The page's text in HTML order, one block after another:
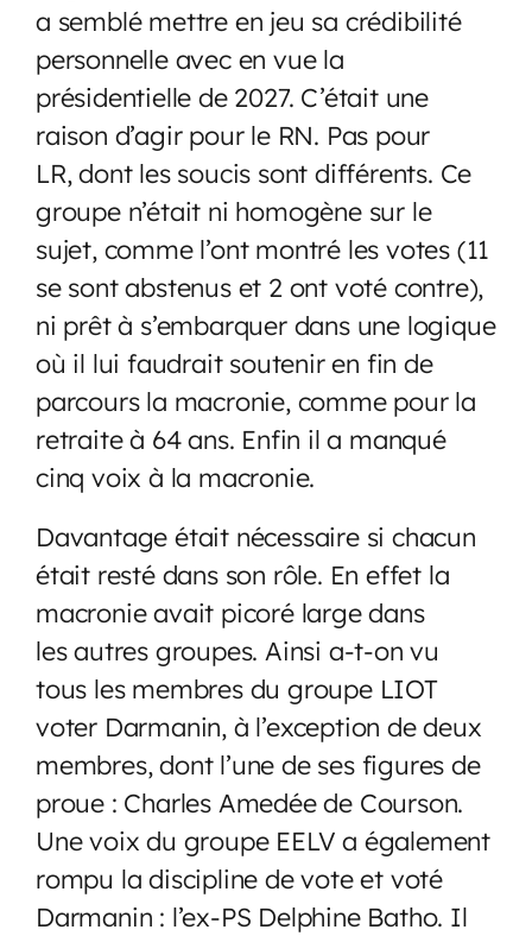
a semblé mettre en jeu sa crédibilité
personnelle avec en vue la
présidentielle de 2027. C’était une
raison d’agir pour le RN. Pas pour
LR, dont les soucis sont différents. Ce
groupe n’était ni homogène sur le
sujet, comme l’ont montré les votes (11
se sont abstenus et 2 ont voté contre),
ni prêt à s’embarquer dans une logique
où il lui faudrait soutenir en fin de
parcours la macronie, comme pour la
retraite à 64 ans. Enfin il a manqué
cinq voix à la macronie.
Davantage était nécessaire si chacun
était resté dans son rôle. En effet la
macronie avait picoré large dans
les autres groupes. Ainsi a-t-on vu
tous les membres du groupe LIOT
voter Darmanin, à l’exception de deux
membres, dont l’une de ses figures de
proue : Charles Amedée de Courson.
Une voix du groupe EELV a également
rompu la discipline de vote et voté
Darmanin : l’ex-PS Delphine Batho. Il